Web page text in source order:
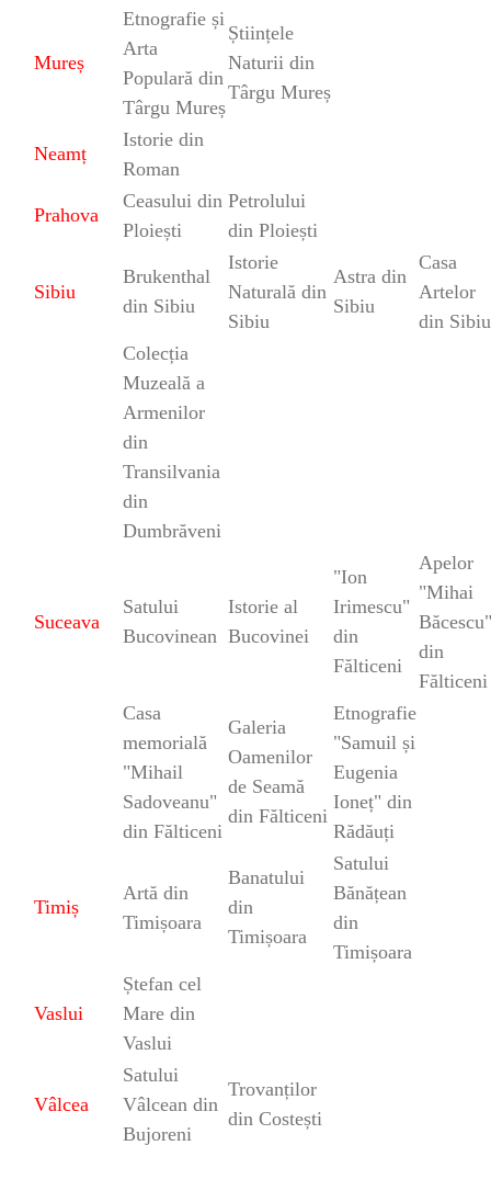
Mureș
Etnografie și
Arta
Populară din
Târgu Mureș
Științele
Naturii din
Târgu Mureș
Neamț
Istorie din
Roman
Prahova
Ceasului din
Ploiești
Petrolului
din Ploiești
Sibiu
Brukenthal
din Sibiu
Istorie
Naturală din
Sibiu
Astra din
Sibiu
Casa
Artelor
din Sibiu
Colecția
Muzeală a
Armenilor
din
Transilvania
din
Dumbrăveni
Suceava
Satului
Bucovinean
Istorie al
Bucovinei
"Ion
Irimescu"
din
Fălticeni
Apelor
"Mihai
Băcescu"
din
Fălticeni
Casa
memorială
"Mihail
Sadoveanu"
din Fălticeni
Galeria
Oamenilor
de Seamă
din Fălticeni
Etnografie
"Samuil și
Eugenia
Ioneț" din
Rădăuți
Timiș
Artă din
Timișoara
Banatului
din
Timișoara
Satului
Bănățean
din
Timișoara
Vaslui
Ștefan cel
Mare din
Vaslui
Vâlcea
Satului
Vâlcean din
Bujoreni
Trovanților
din Costești